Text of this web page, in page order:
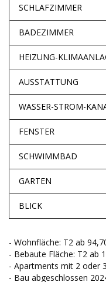
SCHLAFZIMMER
BADEZIMMER
HEIZUNG-
AUSSTATTUNG
WASSER-STROM-
FENSTER
SCHWIMMBAD
GARTEN
BLICK
- Wohnfläche: T2 ab
- Bebaute Fläche: T2 ab
- Apartments mit 2 oder
- Bau abgeschlossen